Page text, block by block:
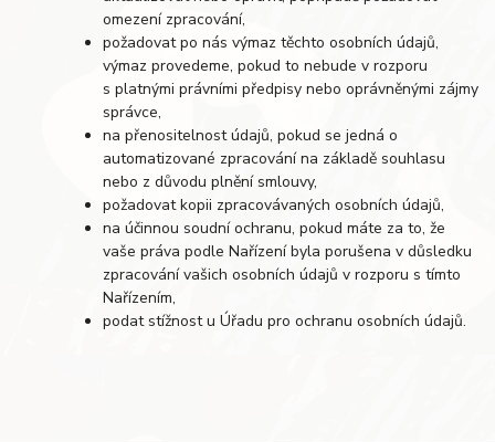
omezení zpracování,
požadovat po nás výmaz těchto osobních údajů,
výmaz provedeme, pokud to nebude v rozporu
s platnými právními předpisy nebo oprávněnými zájmy
správce,
na přenositelnost údajů, pokud se jedná o
automatizované zpracování na základě souhlasu
nebo z důvodu plnění smlouvy,
požadovat kopii zpracovávaných osobních údajů,
na účinnou soudní ochranu, pokud máte za to, že
vaše práva podle Nařízení byla porušena v důsledku
zpracování vašich osobních údajů v rozporu s tímto
Nařízením,
podat stížnost u Úřadu pro ochranu osobních údajů.